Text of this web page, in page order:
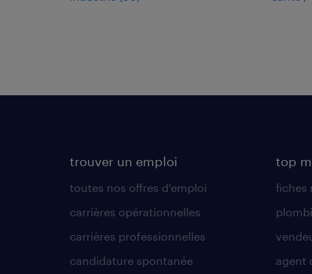
trouver un emploi
toutes nos offres d'emploi
carrières opérationnelles
carrières professionnelles
candidature spontanée
top
fiches
agent